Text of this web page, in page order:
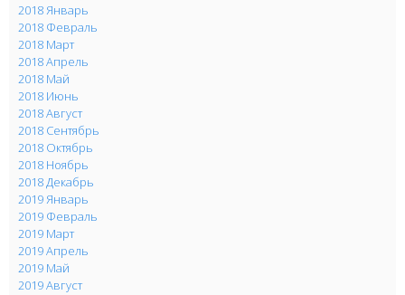
2018 Январь
2018 Февраль
2018 Март
2018 Апрель
2018 Май
2018 Июнь
2018 Август
2018 Сентябрь
2018 Октябрь
2018 Ноябрь
2018 Декабрь
2019 Январь
2019 Февраль
2019 Март
2019 Апрель
2019 Май
2019 Август